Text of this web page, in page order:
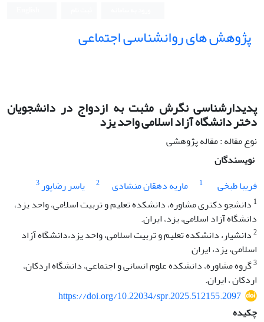
پژوهش های روانشناسی اجتماعی
پدیدارشناسی نگرش مثبت به ازدواج در دانشجویان
دختر دانشگاه آزاد اسلامی واحد یزد
نوع مقاله : مقاله پژوهشی
نویسندگان
فریبا طبخی
1 ماریه دهقان منشادی 2 یاسر رضاپور3
1 دانشجو دکتری مشاوره، دانشکده تعلیم و تربیت اسلامی، واحد یزد،
دانشگاه آزاد اسلامی، یزد، ایران.
2دانشیار، دانشکده تعلیم و تربیت اسلامی، واحد یزد،دانشگاه آزاد
اسلامی، یزد، ایران
3گروه مشاوره، دانشکده علوم انسانی و اجتماعی، دانشگاه اردکان،
اردکان ، ایران.
https://doi.org/10.22034/spr.2025.512155.2097
چکیده